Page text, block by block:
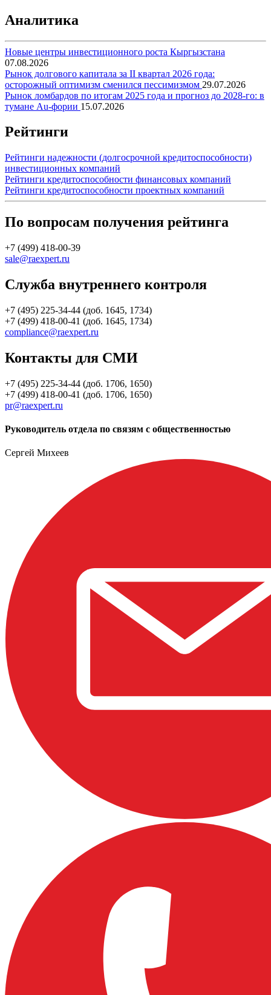
Аналитика
Новые центры инвестиционного роста Кыргызстана
07.08.2026
Рынок долгового капитала за II квартал 2026 года:
осторожный оптимизм сменился пессимизмом 29.07.2026
Рынок ломбардов по итогам 2025 года и прогноз до 2028-го: в
тумане Au-фории 15.07.2026
Рейтинги
Рейтинги надежности (долгосрочной кредитоспособности)
инвестиционных компаний
Рейтинги кредитоспособности финансовых компаний
Рейтинги кредитоспособности проектных компаний
По вопросам получения рейтинга
+7 (499) 418-00-39
sale@raexpert.ru
Служба внутреннего контроля
+7 (495) 225-34-44 (доб. 1645, 1734)
+7 (499) 418-00-41 (доб. 1645, 1734)
compliance@raexpert.ru
Контакты для СМИ
+7 (495) 225-34-44 (доб. 1706, 1650)
+7 (499) 418-00-41 (доб. 1706, 1650)
pr@raexpert.ru
Руководитель отдела по связям с общественностью
Сергей Михеев